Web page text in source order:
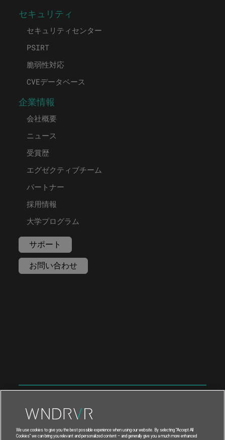
セキュリティ
セキュリティセンター
PSIRT
脆弱性対応
CVEデータベース
企業情報
会社概要
ニュース
受賞歴
エグゼクティブチーム
パートナー
採用情報
大学プログラム
サポート
お問い合わせ
利用規約 | プライバシー
ンス
| フィードバック |
We use cookies to give you the best possible experience when using our website. By selecting “Accept All
Cookies” we can bring you relevant and personalized content – and generally give you a much more enhanced